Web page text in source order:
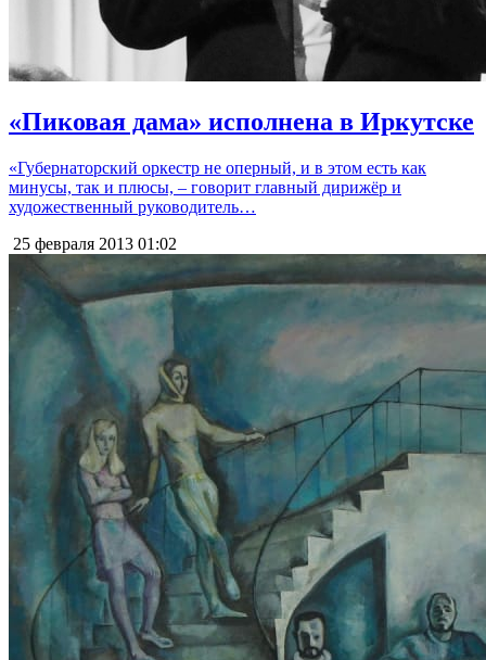
«Пиковая дама» исполнена в Иркутске
«Губернаторский оркестр не оперный, и в этом есть как
минусы, так и плюсы, – говорит главный дирижёр и
художественный руководитель…
25 февраля 2013 01:02